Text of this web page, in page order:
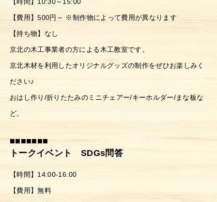
【費用】500円～ ※制作物によって費用が異なります
【持ち物】なし
京北の木工事業者の方による木工教室です。
京北木材を利用したオリジナルグッズの制作をぜひお楽しみく
ださい♪
おはし作り/折りたたみのミニチェアー/キーホルダー/まな板な
ど。
■■■■■■■
トークイベント SDGs問答
【時間】14:00-16:00
【費用】無料